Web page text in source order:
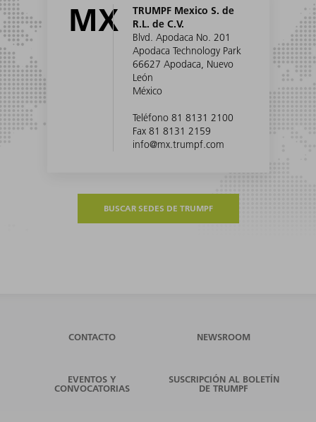
MX
TRUMPF Mexico S. de
R.L. de C.V.
Blvd. Apodaca No. 201
Apodaca Technology Park
66627 Apodaca, Nuevo
León
México
Teléfono 81 8131 2100
Fax 81 8131 2159
info@mx.trumpf.com
BUSCAR SEDES DE TRUMPF
CONTACTO NEWSROOM
EVENTOS Y
CONVOCATORIAS
SUSCRIPCIÓN AL BOLETÍN
DE TRUMPF